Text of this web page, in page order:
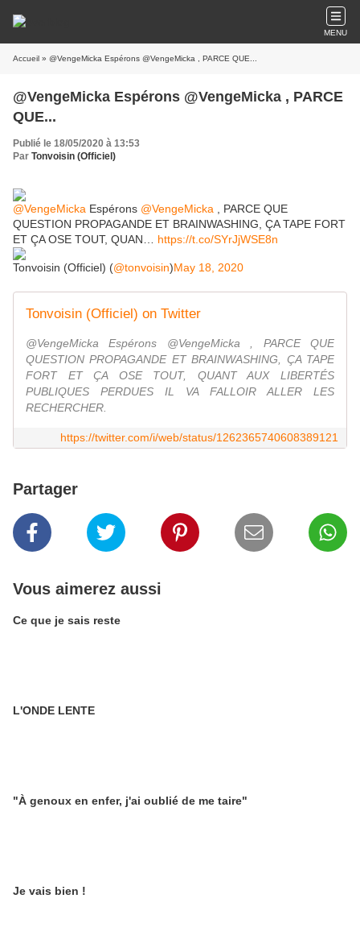
MENU
Accueil » @VengeMicka Espérons @VengeMicka , PARCE QUE...
@VengeMicka Espérons @VengeMicka , PARCE
QUE...
Publié le 18/05/2020 à 13:53
Par Tonvoisin (Officiel)
@VengeMicka Espérons @VengeMicka , PARCE QUE
QUESTION PROPAGANDE ET BRAINWASHING, ÇA TAPE FORT
ET ÇA OSE TOUT, QUAN… https://t.co/SYrJjWSE8n
Tonvoisin (Officiel) (@tonvoisin)May 18, 2020
Tonvoisin (Officiel) on Twitter
@VengeMicka Espérons @VengeMicka , PARCE QUE
QUESTION PROPAGANDE ET BRAINWASHING, ÇA TAPE
FORT ET ÇA OSE TOUT, QUANT AUX LIBERTÉS
PUBLIQUES PERDUES IL VA FALLOIR ALLER LES
RECHERCHER.
https://twitter.com/i/web/status/1262365740608389121
Partager
Vous aimerez aussi
Ce que je sais reste
L'ONDE LENTE
"À genoux en enfer, j'ai oublié de me taire"
Je vais bien !